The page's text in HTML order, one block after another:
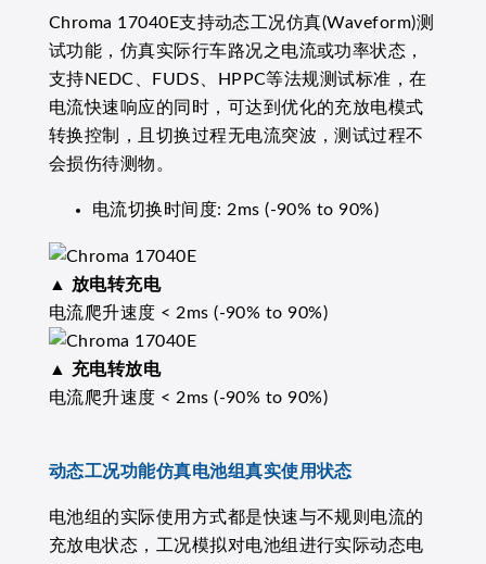
Chroma 17040E支持动态工况仿真(Waveform)测
试功能，仿真实际行车路况之电流或功率状态，
支持NEDC、FUDS、HPPC等法规测试标准，在
电流快速响应的同时，可达到优化的充放电模式
转换控制，且切换过程无电流突波，测试过程不
会损伤待测物。
电流切换时间度: 2ms (-90% to 90%)
▲ 放电转充电
电流爬升速度 < 2ms (-90% to 90%)
▲ 充电转放电
电流爬升速度 < 2ms (-90% to 90%)
动态工况功能仿真电池组真实使用状态
电池组的实际使用方式都是快速与不规则电流的
充放电状态，工况模拟对电池组进行实际动态电